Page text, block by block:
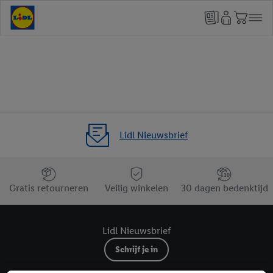
Lidl Nieuwsbrief
Jouw voordelen bij ons als Lidl webshop klant
Gratis retourneren
Veilig winkelen 30 dagen bedenktijd
Lidl Nieuwsbrief
Schrijf je in